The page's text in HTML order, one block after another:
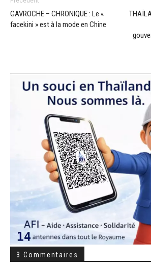
GAVROCHE – CHRONIQUE : Le «
facekini » est à la mode en Chine
3 Commentaires